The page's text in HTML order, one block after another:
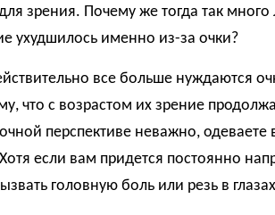
зрения. Почему же тогда так
ухудшилось именно из-за очки?
все больше нуждаются
что с возрастом их зрение
перспективе неважно, одеваете
если вам придется постоянно
головную боль или резь в